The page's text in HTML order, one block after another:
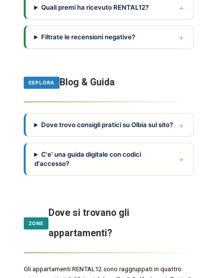
Quali premi ha ricevuto RENTAL12?
Filtrate le recensioni negative?
ESPLORA Blog & Guida
Dove trovo consigli pratici su Olbia sul sito?
C'e' una guida digitale con codici
d'accesso?
ZONE
Dove si trovano gli
appartamenti?
Gli appartamenti RENTAL12 sono raggruppati in quattro